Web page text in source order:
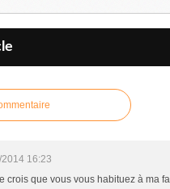
16:23
crois que vous vous habituez à ma